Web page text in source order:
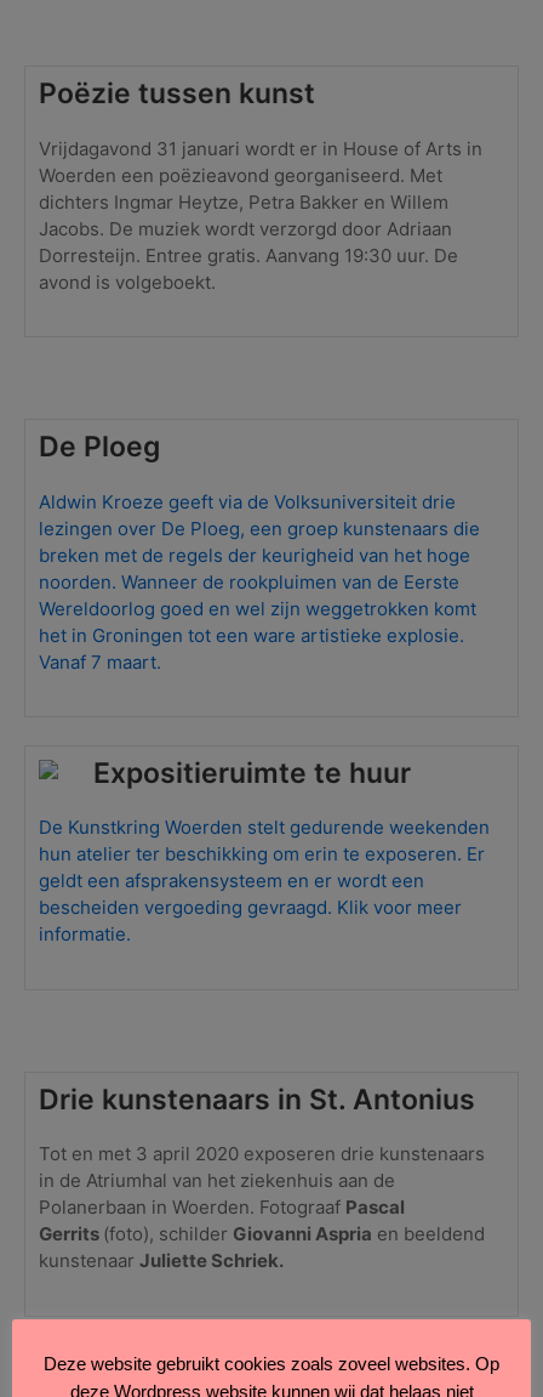
Poëzie tussen kunst
Vrijdagavond 31 januari wordt er in House of Arts in
Woerden een poëzieavond georganiseerd. Met
dichters Ingmar Heytze, Petra Bakker en Willem
Jacobs. De muziek wordt verzorgd door Adriaan
Dorresteijn. Entree gratis. Aanvang 19:30 uur. De
avond is volgeboekt.
De Ploeg
Aldwin Kroeze geeft via de Volksuniversiteit drie
lezingen over De Ploeg, een groep kunstenaars die
breken met de regels der keurigheid van het hoge
noorden. Wanneer de rookpluimen van de Eerste
Wereldoorlog goed en wel zijn weggetrokken komt
het in Groningen tot een ware artistieke explosie.
Vanaf 7 maart.
Expositieruimte te huur
De Kunstkring Woerden stelt gedurende weekenden
hun atelier ter beschikking om erin te exposeren. Er
geldt een afsprakensysteem en er wordt een
bescheiden vergoeding gevraagd. Klik voor meer
informatie.
Drie kunstenaars in St. Antonius
Tot en met 3 april 2020 exposeren drie kunstenaars
in de Atriumhal van het ziekenhuis aan de
Polanerbaan in Woerden. Fotograaf Pascal
Gerrits (foto), schilder Giovanni Aspria en beeldend
kunstenaarJuliette Schriek.
Deze website gebruikt cookies zoals zoveel websites. Op
deze Wordpress website kunnen wij dat helaas niet